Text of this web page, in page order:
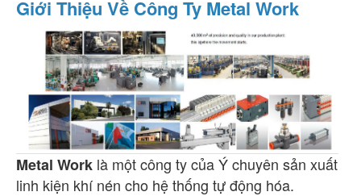
Giới Thiệu Về Công Ty Metal Work
Metal Work là một công ty của Ý chuyên sản xuất
linh kiện khí nén cho hệ thống tự động hóa.